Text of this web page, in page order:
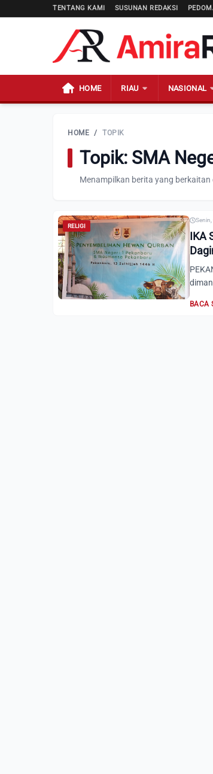
TENTANG KAMI SUSUNAN REDAKSI
HOME RIAU NASIONAL
HOME / TOPIK
Topik: SMA
Menampilkan berita yang berkaitan
RELIGI
IKA
BACA